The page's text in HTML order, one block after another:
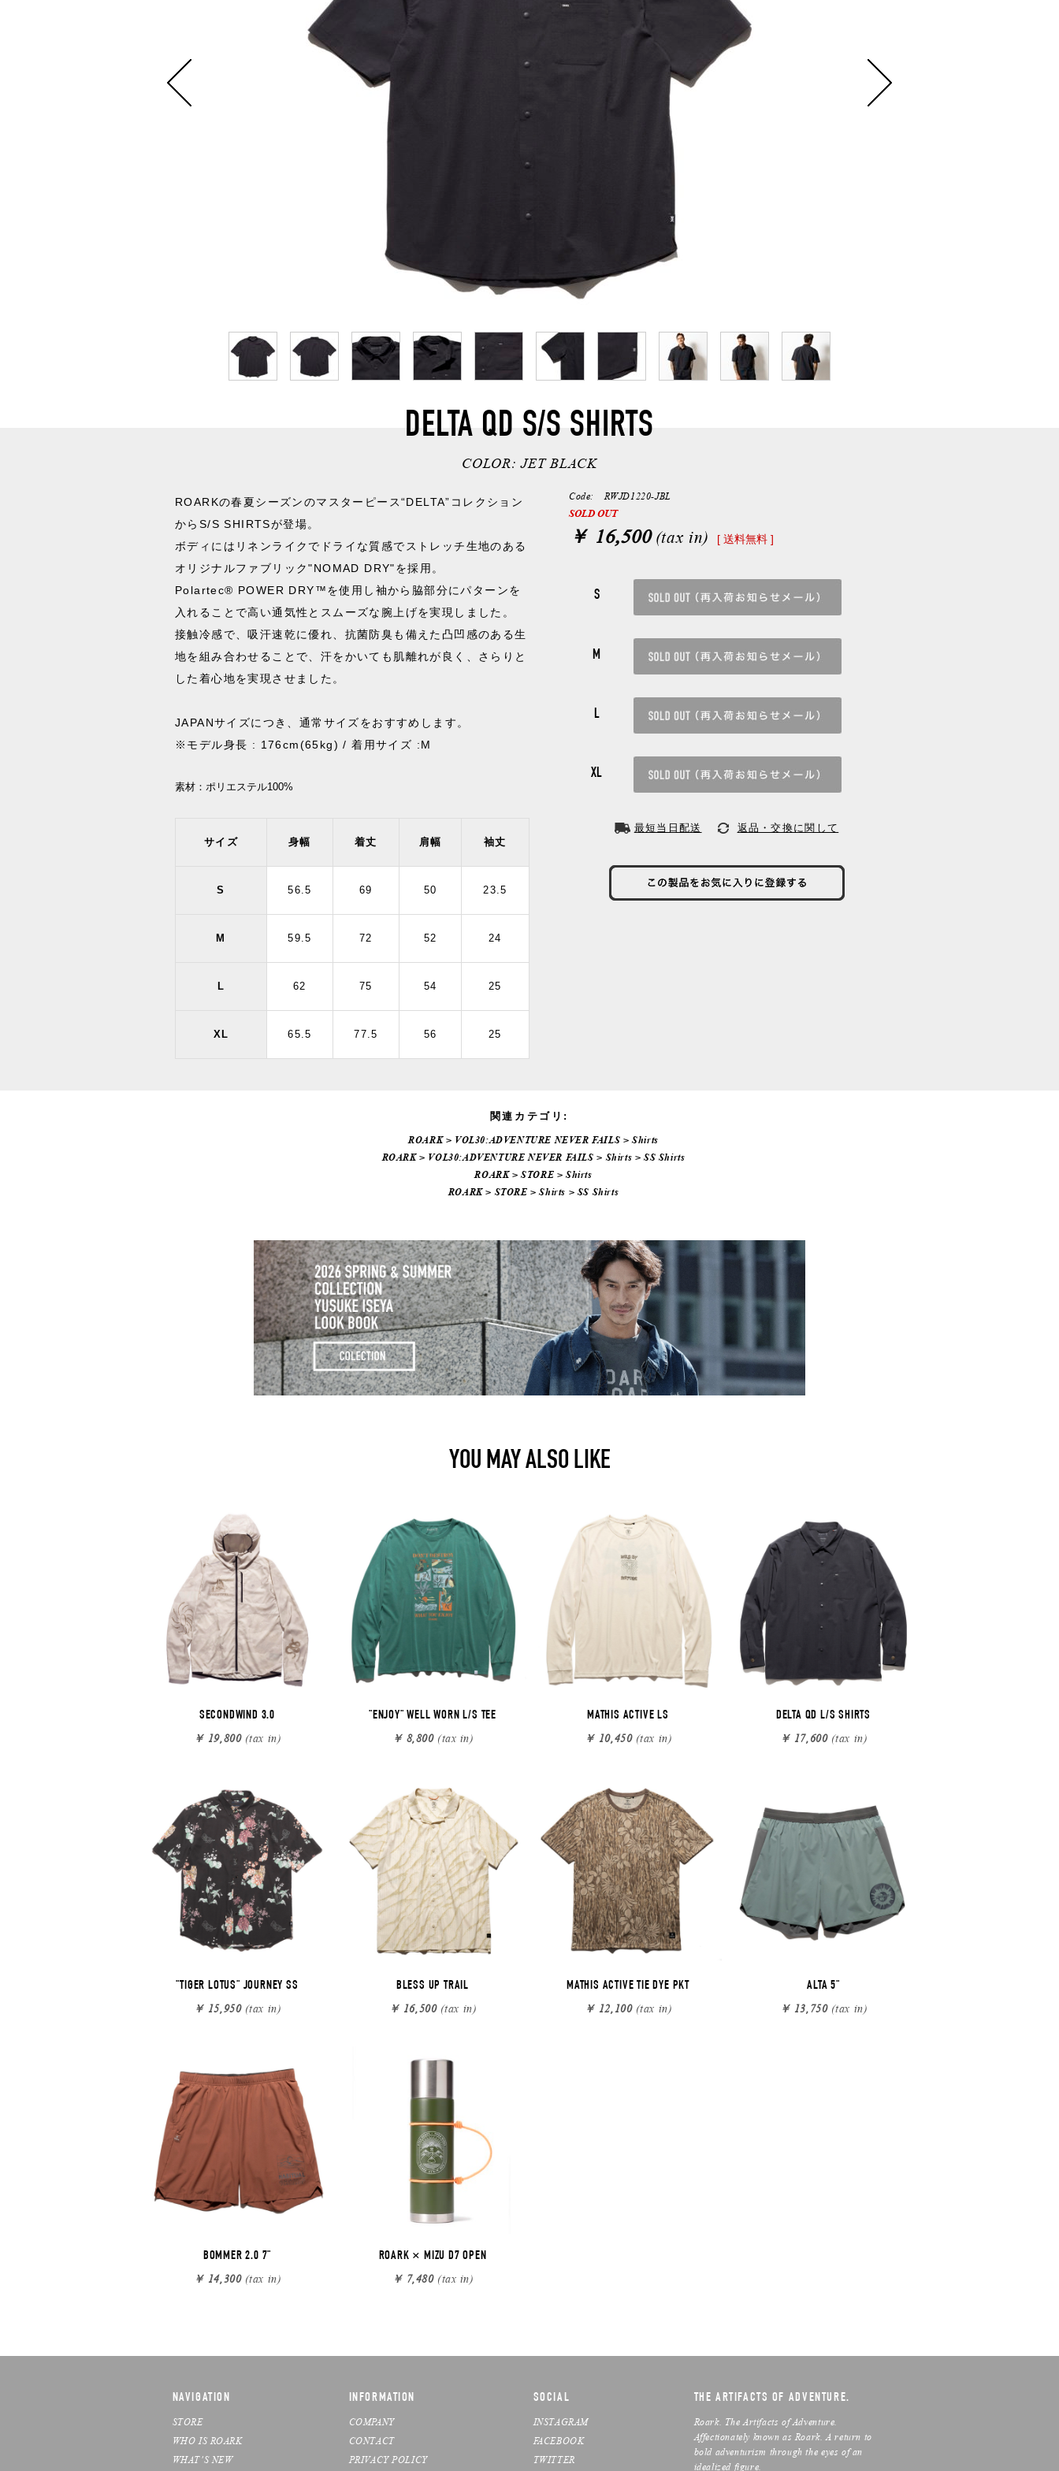
ROARKの春夏シーズンのマスターピース“DELTA”コレクション
からS/S SHIRTSが登場。
ボディにはリネンライクでドライな質感でストレッチ生地のある
オリジナルファブリック"NOMAD DRY"を採用。
Polartec® POWER DRY™を使用し袖から脇部分にパターンを
入れることで高い通気性とスムーズな腕上げを実現しました。
接触冷感で、吸汗速乾に優れ、抗菌防臭も備えた凸凹感のある生
地を組み合わせることで、汗をかいても肌離れが良く、さらりと
した着心地を実現させました。
JAPANサイズにつき、通常サイズをおすすめします。
※モデル身長 : 176cm(65kg) / 着用サイズ :M
素材： ポリエステル100%
サイズ 身幅 着丈 肩幅 袖丈
S 56.5 69 50 23.5
M 59.5 72 52 24
L 62 75 54 25
XL 65.5 77.5 56 25
Code: RWJD1220-JBL
SOLD OUT
￥ 16,500(tax in) [ 送料無料 ]
S
M
L
XL
最短当日配送 返品・交換に関して
DELTA QD S/S SHIRTS
COLOR:JET BLACK
関連カテゴリ:
ROARK> VOL30:ADVENTURE NEVER FAILS >Shirts
ROARK> VOL30:ADVENTURE NEVER FAILS >Shirts >SS Shirts
ROARK>STORE >Shirts
ROARK>STORE >Shirts >SS Shirts
YOU MAY ALSO LIKE
SECONDWIND 3.0
￥ 19,800(tax in)
"ENJOY" WELL WORN L/S TEE
￥ 8,800(tax in)
MATHIS ACTIVE LS
￥ 10,450(tax in)
DELTA QD L/S SHIRTS
￥ 17,600(tax in)
"TIGER LOTUS" JOURNEY SS
￥ 15,950(tax in)
BLESS UP TRAIL
￥ 16,500(tax in)
MATHIS ACTIVE TIE DYE PKT
￥ 12,100(tax in)
ALTA 5"
￥ 13,750(tax in)
BOMMER 2.0 7"
￥ 14,300(tax in)
ROARK × MIZU D7 OPEN
￥ 7,480(tax in)
NAVIGATION
STORE
WHO IS ROARK
WHAT’S NEW
INFORMATION
COMPANY
CONTACT
PRIVACY POLICY
SOCIAL
INSTAGRAM
FACEBOOK
TWITTER
THE ARTIFACTS OF ADVENTURE.
Roark. The Artifacts of Adventure.
Affectionately known as Roark. A return to
bold adventurism through the eyes of an
idealized figure.